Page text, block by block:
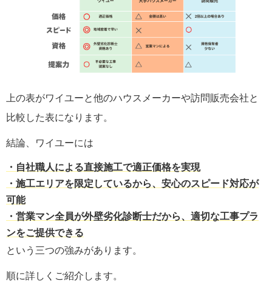
上の表がワイユーと他のハウスメーカーや訪問販売会社と
比較した表になります。
結論、ワイユーには
・ 自社職人による直接施工で適正価格を実現
・施工エリアを限定しているから、安心のスピード対応が
可能
・営業マン全員が外壁劣化診断士だから、適切な工事プラ
ンをご提供できる
という三つの強みがあります。
順に詳しくご紹介します。